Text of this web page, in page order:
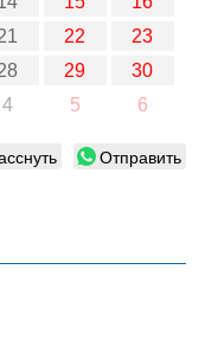
22
23
29
30
4 5 6
Отправить